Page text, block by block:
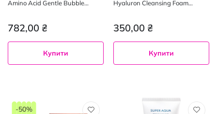
Amino Acid Gentle Bubble
782,00 ₴
Купити
Hyaluron Cleansing Foam
350,00 ₴
Купити
-50%